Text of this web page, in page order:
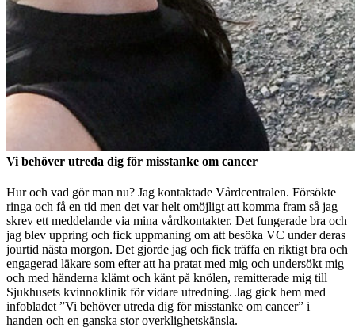
Vi behöver utreda dig för misstanke om cancer
Hur och vad gör man nu? Jag kontaktade Vårdcentralen. Försökte
ringa och få en tid men det var helt omöjligt att komma fram så jag
skrev ett meddelande via mina vårdkontakter. Det fungerade bra och
jag blev uppring och fick uppmaning om att besöka VC under deras
jourtid nästa morgon. Det gjorde jag och fick träffa en riktigt bra och
engagerad läkare som efter att ha pratat med mig och undersökt mig
och med händerna klämt och känt på knölen, remitterade mig till
Sjukhusets kvinnoklinik för vidare utredning. Jag gick hem med
infobladet ”Vi behöver utreda dig för misstanke om cancer” i
handen och en ganska stor overklighetskänsla.